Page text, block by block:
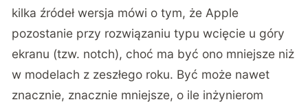
kilka źródeł wersja mówi o tym, że Apple
pozostanie przy rozwiązaniu typu wcięcie u góry
ekranu (tzw. notch), choć ma być ono mniejsze niż
w modelach z zeszłego roku. Być może nawet
znacznie, znacznie mniejsze, o ile inżynierom